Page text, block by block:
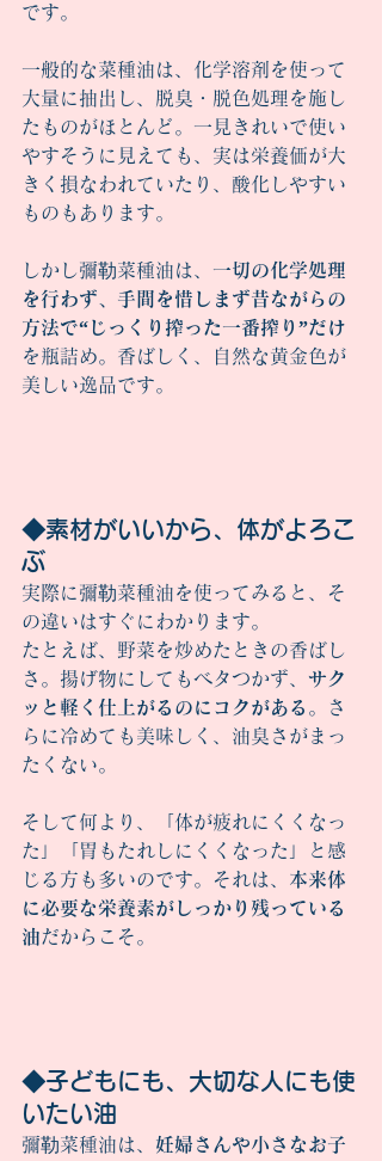
です。
一般的な菜種油は、化学溶剤を使って
大量に抽出し、脱臭・脱色処理を施し
たものがほとんど。一見きれいで使い
やすそうに見えても、実は栄養価が大
きく損なわれていたり、酸化しやすい
ものもあります。
しかし彌勒菜種油は、 一切の化学処理
を行わず、手間を惜しまず昔ながらの
方法で“じっくり搾った一番搾り”だけ
を瓶詰め。香ばしく、自然な黄金色が
美しい逸品です。
◆素材がいいから、体がよろこ
ぶ
実際に彌勒菜種油を使ってみると、そ
の違いはすぐにわかります。
たとえば、野菜を炒めたときの香ばし
さ。揚げ物にしてもベタつかず、 サク
ッと軽く仕上がるのにコクがある 。さ
らに冷めても美味しく、油臭さがまっ
たくない。
そして何より、「体が疲れにくくなっ
た」「胃もたれしにくくなった」と感
じる方も多いのです。それは、 本来体
に必要な栄養素がしっかり残っている
油だからこそ。
◆子どもにも、大切な人にも使
いたい油
彌勒菜種油は、 妊婦さんや小さなお子